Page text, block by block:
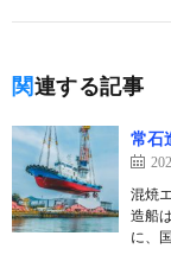
関連する記事
常石
混焼
造船
に、